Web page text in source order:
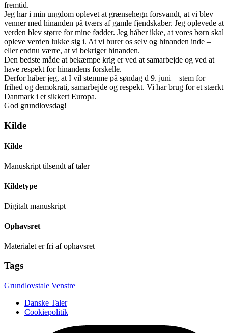
fremtid.
Jeg har i min ungdom oplevet at grænsehegn forsvandt, at vi blev
venner med hinanden på tværs af gamle fjendskaber. Jeg oplevede at
verden blev større for mine fødder. Jeg håber ikke, at vores børn skal
opleve verden lukke sig i. At vi burer os selv og hinanden inde –
eller endnu værre, at vi bekriger hinanden.
Den bedste måde at bekæmpe krig er ved at samarbejde og ved at
have respekt for hinandens forskelle.
Derfor håber jeg, at I vil stemme på søndag d 9. juni – stem for
frihed og demokrati, samarbejde og respekt. Vi har brug for et stærkt
Danmark i et sikkert Europa.
God grundlovsdag!
Kilde
Kilde
Manuskript tilsendt af taler
Kildetype
Digitalt manuskript
Ophavsret
Materialet er fri af ophavsret
Tags
Grundlovstale Venstre
Danske Taler
Cookiepolitik